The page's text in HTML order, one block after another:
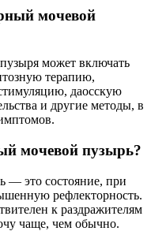
мочевой
может включать
терапию,
даосскую
и другие методы, в
мочевой пузырь?
— это состояние, при
рефлекторность.
к раздражителям
чаще, чем обычно.